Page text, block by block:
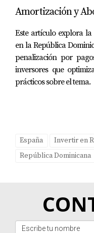
mercado local y
estás pensando en
aventura inmobiliaria
información sobre
la inversión exitosa,
Landinez. Ella puede
¡No esperes más!
inversión
Yolanda Landinez
¡Tu futuro
Inicia tu
Amortización y
Este artículo explora
en la República
penalización por
inversores que
prácticos sobre el tema.
España Invertir en
República Dominicana